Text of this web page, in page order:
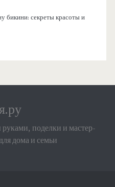
бикини: секреты красоты и
поделки и мастер-
дома и семьи